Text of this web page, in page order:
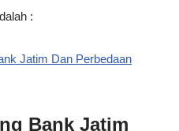
:
Jatim Dan Perbedaan
Bank Jatim